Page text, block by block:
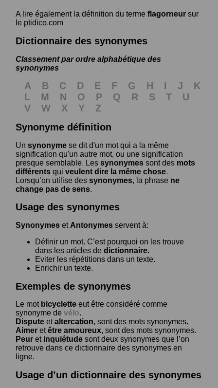
A lire également la définition du terme flagorneur sur
le ptidico.com
Dictionnaire des synonymes
Classement par ordre alphabétique des
synonymes
A B C D E F G H I J
K
L
M N O P Q R S T
U
V
W X Y
Z
Synonyme définition
Un synonyme se dit d'un mot qui a la même
signification qu'un autre mot, ou une signification
presque semblable. Les synonymes sont des mots
différents qui veulent dire la même chose.
Lorsqu’on utilise des synonymes, la phrase ne
change pas de sens.
Usage des synonymes
Synonymes et Antonymes servent à:
Définir un mot. C’est pourquoi on les trouve
dans les articles de dictionnaire.
Eviter les répétitions dans un texte.
Enrichir un texte.
Exemples de synonymes
Le mot bicyclette eut être considéré comme
synonyme de vélo.
Dispute etaltercation, sont des mots synonymes.
Aimer etêtre amoureux, sont des mots synonymes.
Peur et inquiétude sont deux synonymes que l’on
retrouve dans ce dictionnaire des synonymes en
ligne.
Usage d’un dictionnaire des synonymes